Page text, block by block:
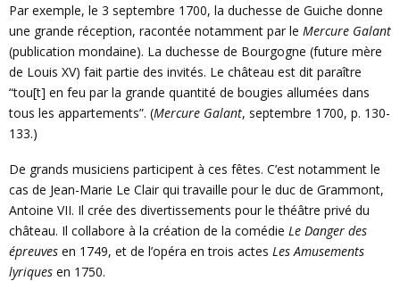
Par exemple, le 3 septembre 1700, la duchesse de Guiche donne
une grande réception, racontée notamment par le Mercure Galant
(publication mondaine). La duchesse de Bourgogne (future mère
de Louis XV) fait partie des invités. Le château est dit paraître
“tou[t] en feu par la grande quantité de bougies allumées dans
tous les appartements”. (Mercure Galant, septembre 1700, p. 130-
133.)
De grands musiciens participent à ces fêtes. C’est notamment le
cas de Jean-Marie Le Clair qui travaille pour le duc de Grammont,
Antoine VII. Il crée des divertissements pour le théâtre privé du
château. Il collabore à la création de la comédie Le Danger des
épreuves en 1749, et de l’opéra en trois actes Les Amusements
lyriques en 1750.